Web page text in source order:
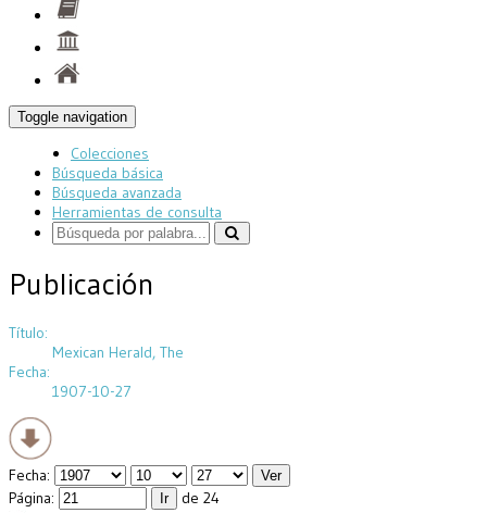
Toggle navigation
Colecciones
Búsqueda básica
Búsqueda avanzada
Herramientas de consulta
Publicación
Título:
Mexican Herald, The
Fecha:
1907-10-27
Fecha:
Página:
de 24